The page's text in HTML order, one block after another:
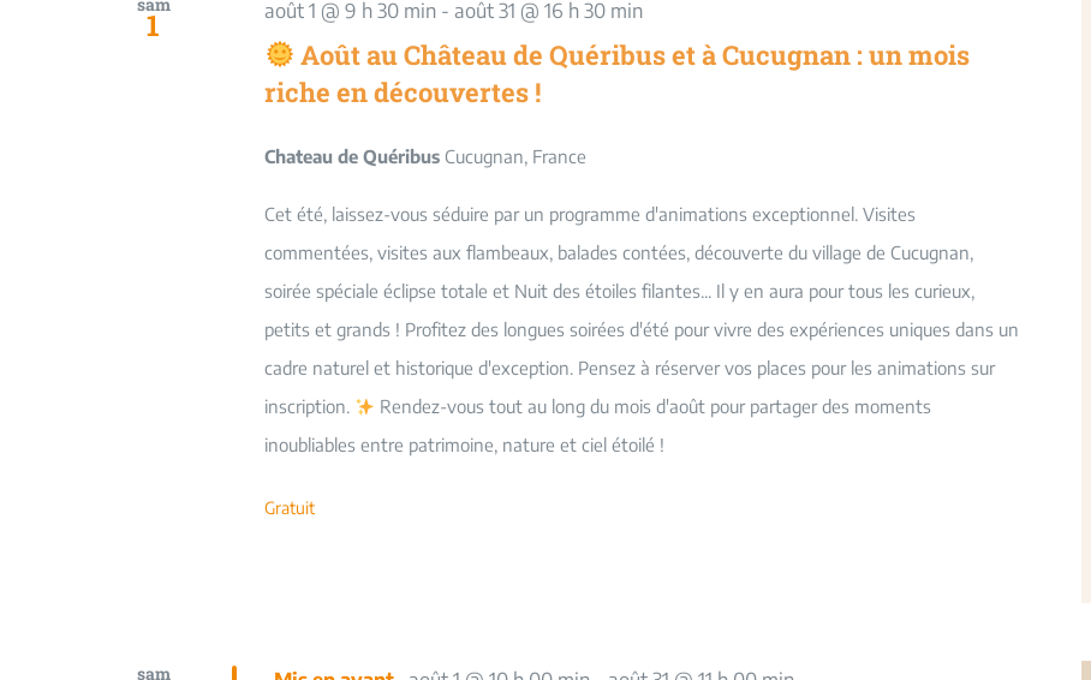
1 août 1 @ 9 h 30 min- août 31 @ 16 h 30 min
Août au Château de Quéribus et à Cucugnan : un mois
riche en découvertes !
Chateau de Quéribus Cucugnan, France
Cet été, laissez-vous séduire par un programme d'animations exceptionnel. Visites
commentées, visites aux flambeaux, balades contées, découverte du village de Cucugnan,
soirée spéciale éclipse totale et Nuit des étoiles filantes... Il y en aura pour tous les curieux,
petits et grands ! Profitez des longues soirées d'été pour vivre des expériences uniques dans un
cadre naturel et historique d'exception. Pensez à réserver vos places pour les animations sur
inscription.
Rendez-vous tout au long du mois d'août pour partager des moments
inoubliables entre patrimoine, nature et ciel étoilé !
Gratuit
sam